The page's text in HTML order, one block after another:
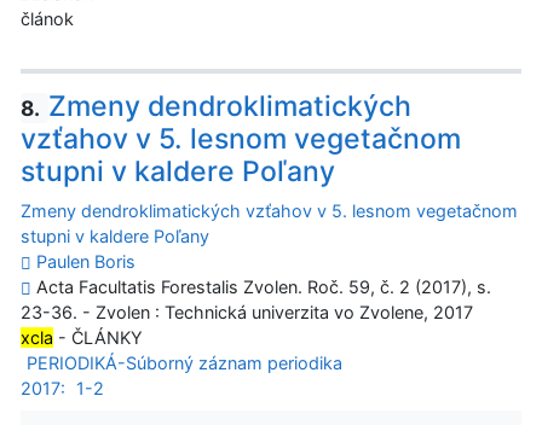
článok
8. Zmeny dendroklimatických
vzťahov v 5. lesnom vegetačnom
stupni v kaldere Poľany
Zmeny dendroklimatických vzťahov v 5. lesnom vegetačnom
stupni v kaldere Poľany
Paulen Boris
Acta Facultatis Forestalis Zvolen. Roč. 59, č. 2 (2017), s.
23-36. - Zvolen : Technická univerzita vo Zvolene, 2017
xcla - ČLÁNKY
PERIODIKÁ-Súborný záznam periodika
2017:
1-2